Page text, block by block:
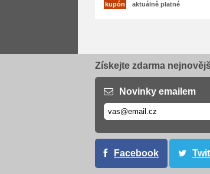
kupón aktuálně platné
Získejte zdarma
Novinky emailem
Facebook